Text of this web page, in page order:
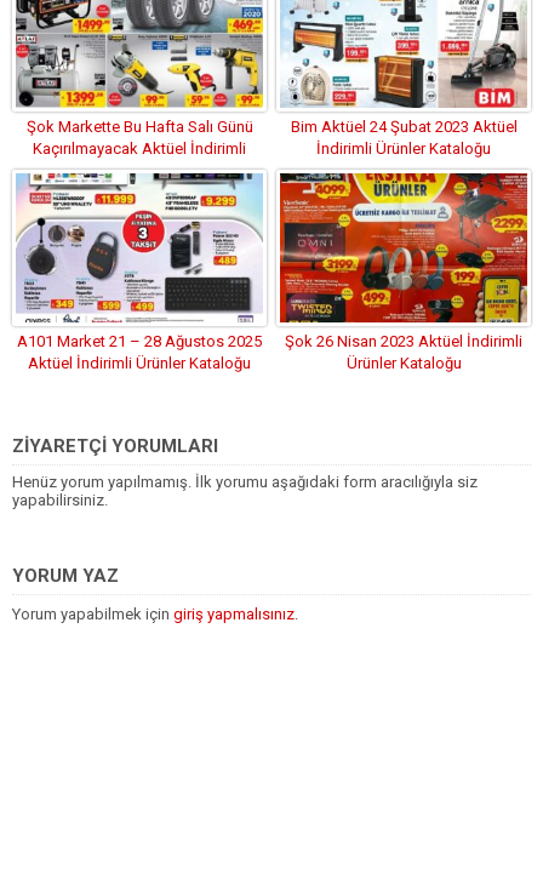
Şok Markette Bu Hafta Salı Günü
Kaçırılmayacak Aktüel İndirimli
Ürünler Kataloğu
Bim Aktüel 24 Şubat 2023 Aktüel
İndirimli Ürünler Kataloğu
A101 Market 21 – 28 Ağustos 2025
Aktüel İndirimli Ürünler Kataloğu
Şok 26 Nisan 2023 Aktüel İndirimli
Ürünler Kataloğu
ZİYARETÇİ YORUMLARI
Henüz yorum yapılmamış. İlk yorumu aşağıdaki form aracılığıyla siz
yapabilirsiniz.
YORUM YAZ
Yorum yapabilmek için giriş yapmalısınız